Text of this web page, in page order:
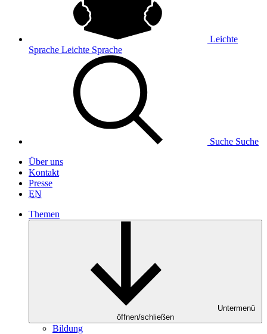
Leichte
Sprache Leichte Sprache
Suche Suche
Über uns
Kontakt
Presse
EN
Themen
Untermenü
öffnen/schließen
Bildung